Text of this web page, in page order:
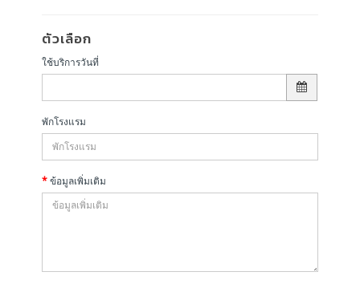
ตัวเลือก
ใช้บริการวันที่
พักโรงแรม
ข้อมูลเพิ่มเติม